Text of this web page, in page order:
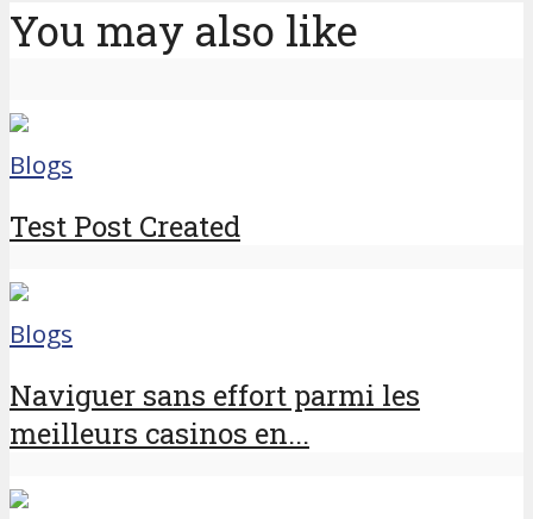
You may also like
Blogs
Test Post Created
Blogs
Naviguer sans effort parmi les
meilleurs casinos en...